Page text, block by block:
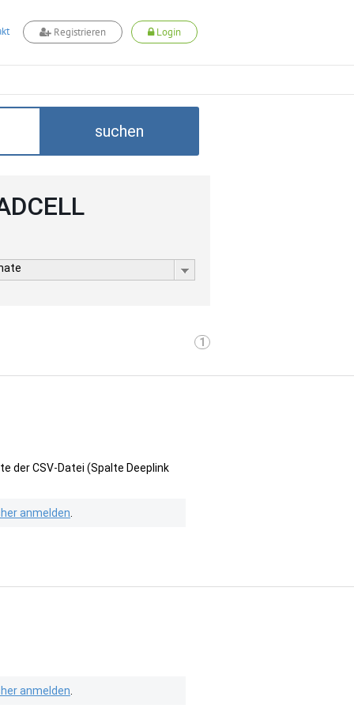
Registrieren Login
suchen
1
der CSV-Datei (Spalte Deeplink
anmelden
anmelden